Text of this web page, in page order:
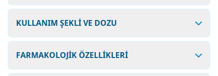
KULLANIM ŞEKLİ VE DOZU
FARMAKOLOJİK ÖZELLİKLERİ